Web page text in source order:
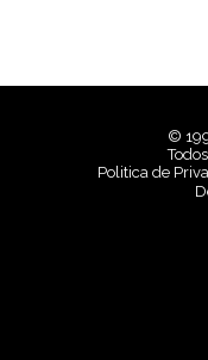
©
Politica de